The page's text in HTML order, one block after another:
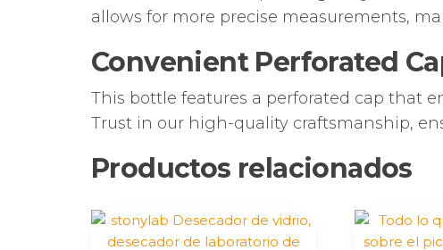
allows for more precise measurements,
Convenient Perforated
This bottle features a perforated cap that
Trust in our high-quality craftsmanship,
Productos relacionados